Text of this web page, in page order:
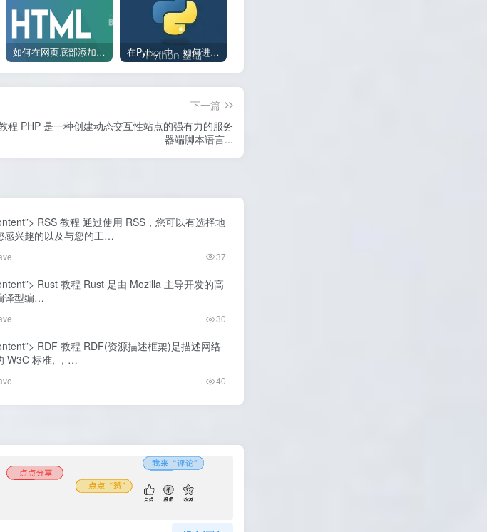
如何在网页底部添加版权信息？ 在Python中，如何进行数据类型转换会出现异常？
下一篇
程 PHP 是一种创建动态交互性站点的强有力的服务
器端脚本语言...
RSS 教程 通过使用 RSS，您可以有选择地
感兴趣的以及与您的工…
37
Rust 教程 Rust 是由 Mozilla 主导开发的高
译型编…
30
RDF 教程 RDF(资源描述框架)是描述网络
W3C 标准, ，…
40